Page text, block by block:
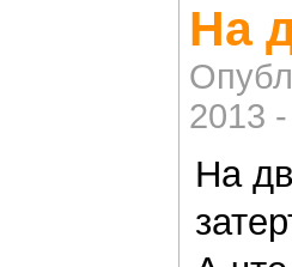
На
2013
На